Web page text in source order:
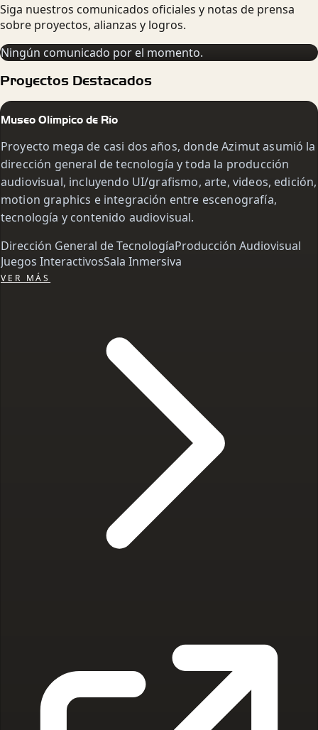
Siga nuestros comunicados oficiales y notas de prensa
sobre proyectos, alianzas y logros.
Ningún comunicado por el momento.
Proyectos Destacados
Museo Olímpico de Río
Proyecto mega de casi dos años, donde Azimut asumió la
dirección general de tecnología y toda la producción
audiovisual, incluyendo UI/grafismo, arte, videos, edición,
motion graphics e integración entre escenografía,
tecnología y contenido audiovisual.
Dirección General de TecnologíaProducción Audiovisual
Juegos InteractivosSala Inmersiva
VER MÁS